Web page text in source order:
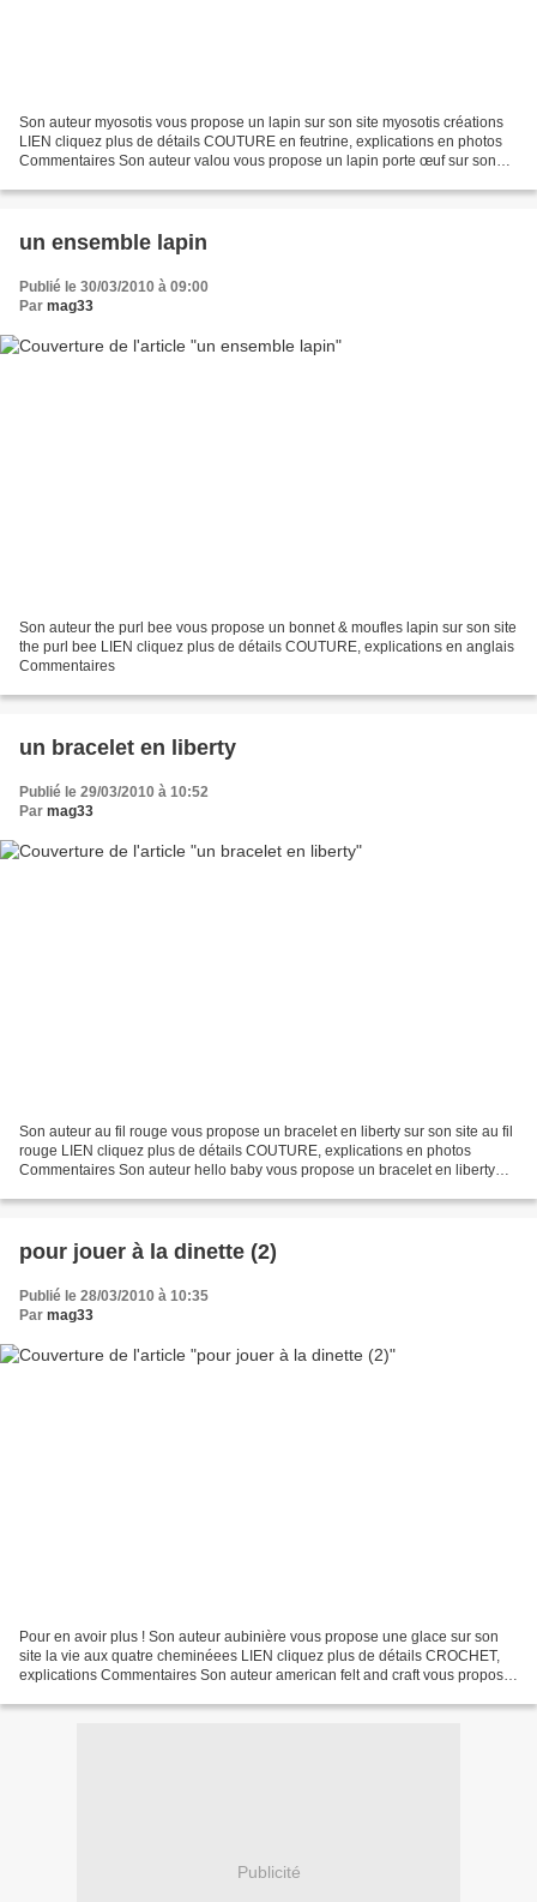
Son auteur myosotis vous propose un lapin sur son site myosotis créations
LIEN cliquez plus de détails COUTURE en feutrine, explications en photos
Commentaires Son auteur valou vous propose un lapin porte œuf sur son
un ensemble lapin
Publié le 30/03/2010 à 09:00
Par mag33
Son auteur the purl bee vous propose un bonnet & moufles lapin sur son site
the purl bee LIEN cliquez plus de détails COUTURE, explications en anglais
Commentaires
un bracelet en liberty
Publié le 29/03/2010 à 10:52
Par mag33
Son auteur au fil rouge vous propose un bracelet en liberty sur son site au fil
rouge LIEN cliquez plus de détails COUTURE, explications en photos
Commentaires Son auteur hello baby vous propose un bracelet en liberty
pour jouer à la dinette (2)
Publié le 28/03/2010 à 10:35
Par mag33
Pour en avoir plus ! Son auteur aubinière vous propose une glace sur son
site la vie aux quatre cheminéees LIEN cliquez plus de détails CROCHET,
explications Commentaires Son auteur american felt and craft vous propose
Publicité